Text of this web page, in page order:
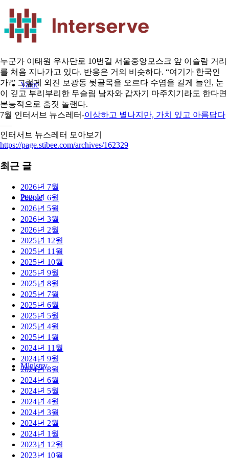
Value
People
Ministry
누군가 이태원 우사단로 10번길 서울중앙모스크 앞 이슬람 거리
를 처음 지나가고 있다. 반응은 거의 비슷하다. “여기가 한국인
가?” 그렇게 외진 보광동 뒷골목을 오르다 수염을 길게 늘인, 눈
이 깊고 부리부리한 무슬림 남자와 갑자기 마주치기라도 한다면
본능적으로 흠짓 놀랜다.
7월 인터서브 뉴스레터-이상하고 별나지만, 가치 있고 아름답다
—–
인터서브 뉴스레터 모아보기
https://page.stibee.com/archives/162329
최근 글
2026년 7월
2026년 6월
2026년 5월
2026년 3월
2026년 2월
2025년 12월
2025년 11월
2025년 10월
2025년 9월
2025년 8월
2025년 7월
2025년 6월
2025년 5월
2025년 4월
2025년 1월
2024년 11월
2024년 9월
2024년 8월
2024년 6월
2024년 5월
2024년 4월
2024년 3월
2024년 2월
2024년 1월
2023년 12월
2023년 10월